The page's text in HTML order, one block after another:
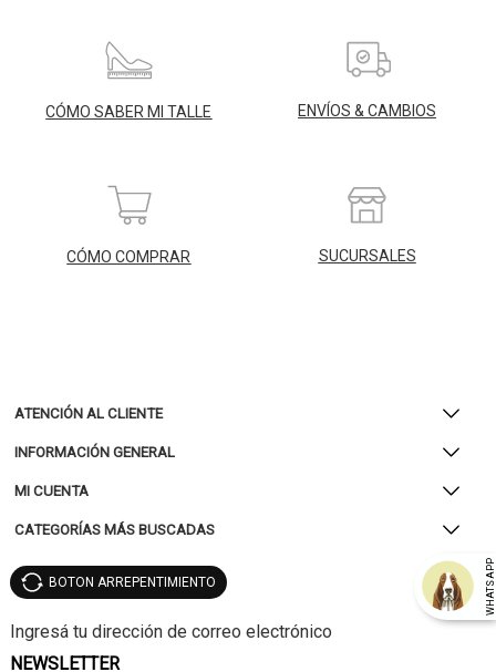
CÓMO SABER MI TALLE ENVÍOS & CAMBIOS
CÓMO COMPRAR SUCURSALES
ATENCIÓN AL CLIENTE
INFORMACIÓN GENERAL
MI CUENTA
CATEGORÍAS MÁS BUSCADAS
WHATSAPP
BOTON ARREPENTIMIENTO
NEWSLETTER